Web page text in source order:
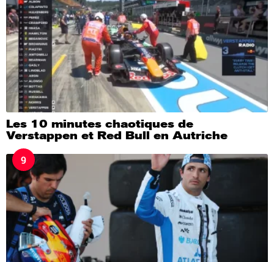
Les 10 minutes chaotiques de
Verstappen et Red Bull en Autriche
9